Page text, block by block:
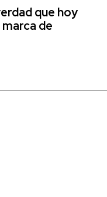
que hoy
de